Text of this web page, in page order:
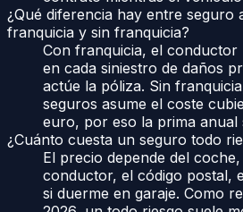
¿Qué diferencia hay entre seguro
franquicia y sin franquicia?
Con franquicia, el conductor
en cada siniestro de daños
actúe la póliza. Sin
seguros asume el coste
euro, por eso la prima anual
¿Cuánto cuesta un seguro todo
El precio depende del
conductor, el código postal,
si duerme en garaje. Como